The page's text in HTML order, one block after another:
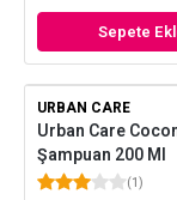
Sepete
URBAN CARE
Urban Care
Şampuan 200 Ml
(1)